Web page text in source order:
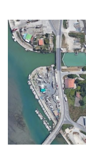
EDITORIALI